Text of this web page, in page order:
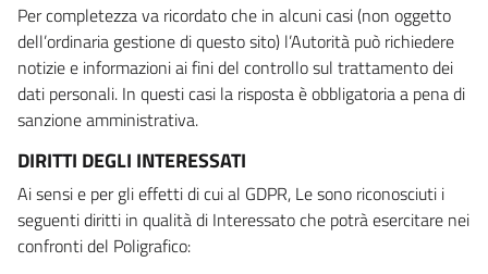
Per completezza va ricordato che in alcuni casi (non oggetto
dell’ordinaria gestione di questo sito) l’Autorità può richiedere
notizie e informazioni ai fini del controllo sul trattamento dei
dati personali. In questi casi la risposta è obbligatoria a pena di
sanzione amministrativa.
DIRITTI DEGLI INTERESSATI
Ai sensi e per gli effetti di cui al GDPR, Le sono riconosciuti i
seguenti diritti in qualità di Interessato che potrà esercitare nei
confronti del Poligrafico: